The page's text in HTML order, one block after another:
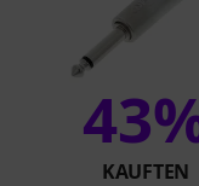
KAUFTEN